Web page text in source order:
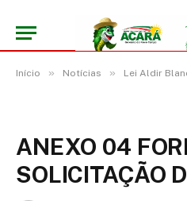
Início » Notícias » Lei Aldir
ANEXO 04
SOLICITAÇÃO